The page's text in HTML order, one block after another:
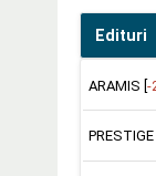
Edituri
ARAMIS [-
PRESTIGE [